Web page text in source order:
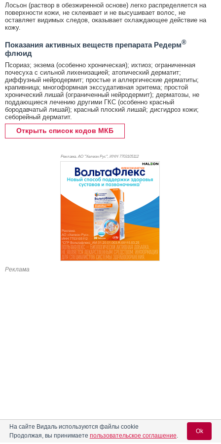
Лосьон (раствор в обезжиренной основе) легко распределяется на
поверхности кожи, не склеивает и не высушивает волос, не
оставляет видимых следов, оказывает охлаждающее действие на
кожу.
Показания активных веществ препарата Редерм®
флюид
Псориаз; экзема (особенно хроническая); ихтиоз; ограниченная
почесуха с сильной лихенизацией; атопический дерматит;
диффузный нейродермит; простые и аллергические дерматиты;
крапивница; многоформная экссудативная эритема; простой
хронический лишай (ограниченный нейродермит); дерматозы, не
поддающиеся лечению другими ГКС (особенно красный
бородавчатый лишай); красный плоский лишай; дисгидроз кожи;
себорейный дерматит.
Открыть список кодов МКБ
Реклама. АО "Хелеон Рус", ИНН 7703105112
Реклама
На сайте Видаль используются файлы cookie
Продолжая, вы принимаете пользовательское соглашение.
Ok